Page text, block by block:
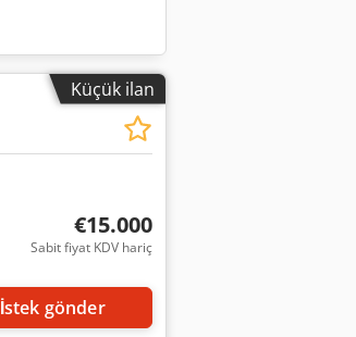
Küçük ilan
€15.000
Sabit fiyat KDV hariç
İstek gönder